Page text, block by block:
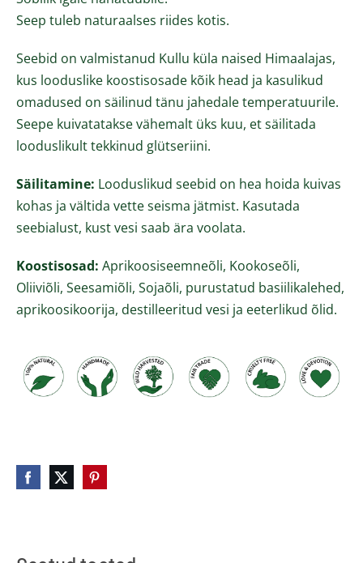
Seep tuleb naturaalses riides kotis.
Seebid on valmistanud Kullu küla naised Himaalajas,
kus looduslike koostisosade kõik head ja kasulikud
omadused on säilinud tänu jahedale temperatuurile.
Seepe kuivatatakse vähemalt üks kuu, et säilitada
looduslikult tekkinud glütseriini.
Säilitamine: Looduslikud seebid on hea hoida kuivas
kohas ja vältida vette seisma jätmist. Kasutada
seebialust, kust vesi saab ära voolata.
Koostisosad: Aprikoosiseemneõli, Kookoseõli,
Oliiviõli, Seesamiõli, Sojaõli, purustatud basiilikalehed,
aprikoosikoorija, destilleeritud vesi ja eeterlikud õlid.